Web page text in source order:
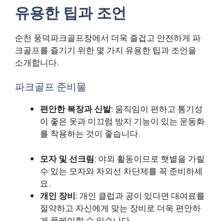
유용한 팁과 조언
순천 풍덕파크골프장에서 더욱 즐겁고 안전하게 파
크골프를 즐기기 위한 몇 가지 유용한 팁과 조언을
소개합니다.
파크골프 준비물
편안한 복장과 신발: 움직임이 편하고 통기성
이 좋은 옷과 미끄럼 방지 기능이 있는 운동화
를 착용하는 것이 좋습니다.
모자 및 선크림: 야외 활동이므로 햇볕을 가릴
수 있는 모자와 자외선 차단제를 꼭 준비하세
요.
개인 장비: 개인 클럽과 공이 있다면 대여료를
절약하고 자신에게 맞는 장비로 더욱 편안하